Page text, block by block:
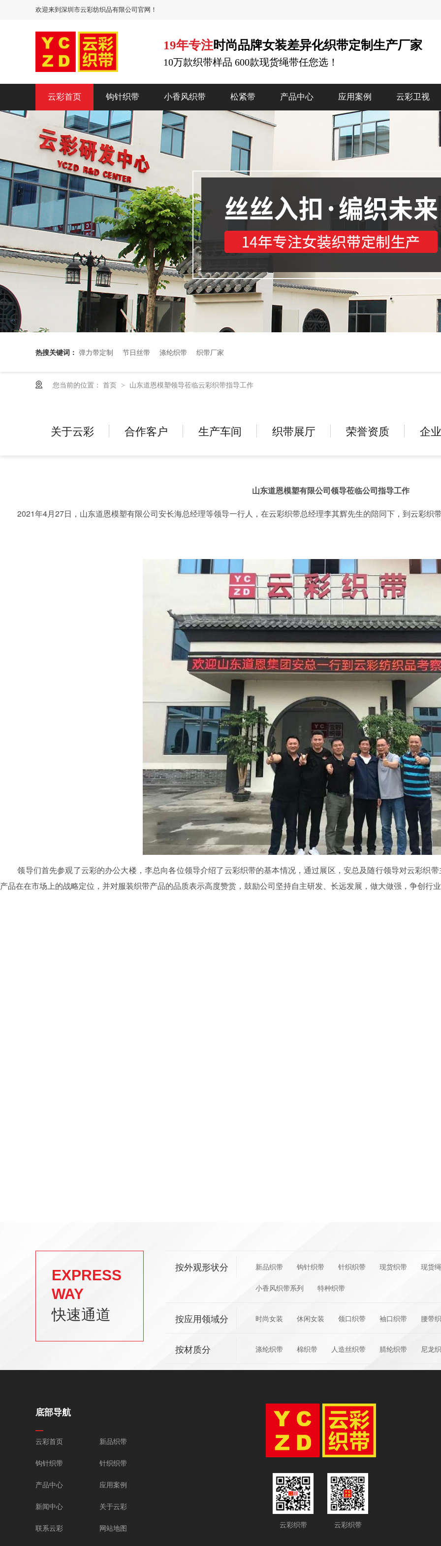
欢迎来到深圳市云彩纺织品有限公司官网！
19年专注时尚品牌女装差异化织带定制生产厂家
10万款织带样品 600款现货绳带任您选！
云彩首页 钩针织带 小香风织带 松紧带 产品中心 应用案例 云彩卫视
热搜关键词： 弹力带定制 节日丝带 涤纶织带 织带厂家
您当前的位置： 首页 > 山东道恩模塑领导莅临云彩织带指导工作
关于云彩 合作客户 生产车间 织带展厅 荣誉资质 企
山东道恩模塑有限公司领导莅临公司指导工作
2021年4月27日，山东道恩模塑有限公司安长海总经理等领导一行人，在云彩织带总经理李其辉先生的陪同下，到云彩织带
领导们首先参观了云彩的办公大楼，李总向各位领导介绍了云彩织带的基本情况，通过展区，安总及随行领导对云彩织
产品在在市场上的战略定位，并对服装织带产品的品质表示高度赞赏，鼓励公司坚持自主研发、长远发展，做大做强，争创行业
EXPRESS
WAY
快速通道
按外观形状分 新品织带 钩针织带 针织织带 现货织带 现货
小香风织带系列 特种织带
按应用领域分 时尚女装 休闲女装 领口织带 袖口织带 腰带
按材质分 涤纶织带 棉织带 人造丝织带 腈纶织带 尼龙
底部导航
云彩首页 新品织带
钩针织带 针织织带
产品中心 应用案例
新闻中心 关于云彩
联系云彩 网站地图 云彩织带 云彩织带